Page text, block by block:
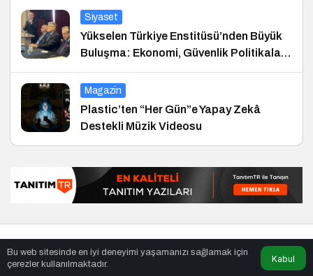
Siyaset
Yükselen Türkiye Enstitüsü’nden Büyük
Buluşma: Ekonomi, Güvenlik Politikaları
ve Hukuk Konferansı
Magazin
Plastic’ten “Her Gün”e Yapay Zekâ
Destekli Müzik Videosu
Bu web sitesinde en iyi deneyimi yaşamanızı sağlamak için
çerezler kullanılmaktadır.
Kabul
en iyiler
listesi ,bihaber, sağlıklı